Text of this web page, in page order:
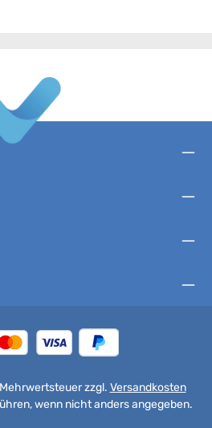
zzgl. Versandkosten
wenn nicht anders angegeben.